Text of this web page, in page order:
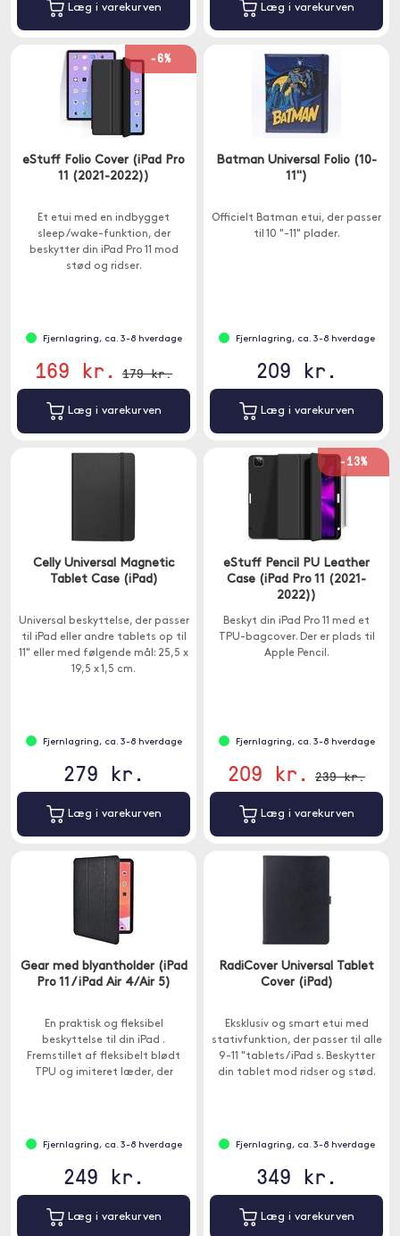
Læg i varekurven Læg i varekurven
-6%
eStuff Folio Cover (iPad Pro
11 (2021-2022))
Et etui med en indbygget
sleep/wake-funktion, der
beskytter din iPad Pro 11 mod
stød og ridser.
Fjernlagring, ca. 3-8 hverdage
169 kr. 179 kr.
Læg i varekurven
Batman Universal Folio (10-
11")
Officielt Batman etui, der passer
til 10 "-11" plader.
Fjernlagring, ca. 3-8 hverdage
209 kr.
Læg i varekurven
Celly Universal Magnetic
Tablet Case (iPad)
Universal beskyttelse, der passer
til iPad eller andre tablets op til
11" eller med følgende mål: 25,5 x
19,5 x 1,5 cm.
Fjernlagring, ca. 3-8 hverdage
279 kr.
Læg i varekurven
-13%
eStuff Pencil PU Leather
Case (iPad Pro 11 (2021-
2022))
Beskyt din iPad Pro 11 med et
TPU-bagcover. Der er plads til
Apple Pencil.
Fjernlagring, ca. 3-8 hverdage
209 kr. 239 kr.
Læg i varekurven
Gear med blyantholder (iPad
Pro 11 / iPad Air 4/Air 5)
En praktisk og fleksibel
beskyttelse til din iPad .
Fremstillet af fleksibelt blødt
TPU og imiteret læder, der
Fjernlagring, ca. 3-8 hverdage
249 kr.
Læg i varekurven
RadiCover Universal Tablet
Cover (iPad)
Eksklusiv og smart etui med
stativfunktion, der passer til alle
9-11 "tablets / iPad s. Beskytter
din tablet mod ridser og stød.
Fjernlagring, ca. 3-8 hverdage
349 kr.
Læg i varekurven